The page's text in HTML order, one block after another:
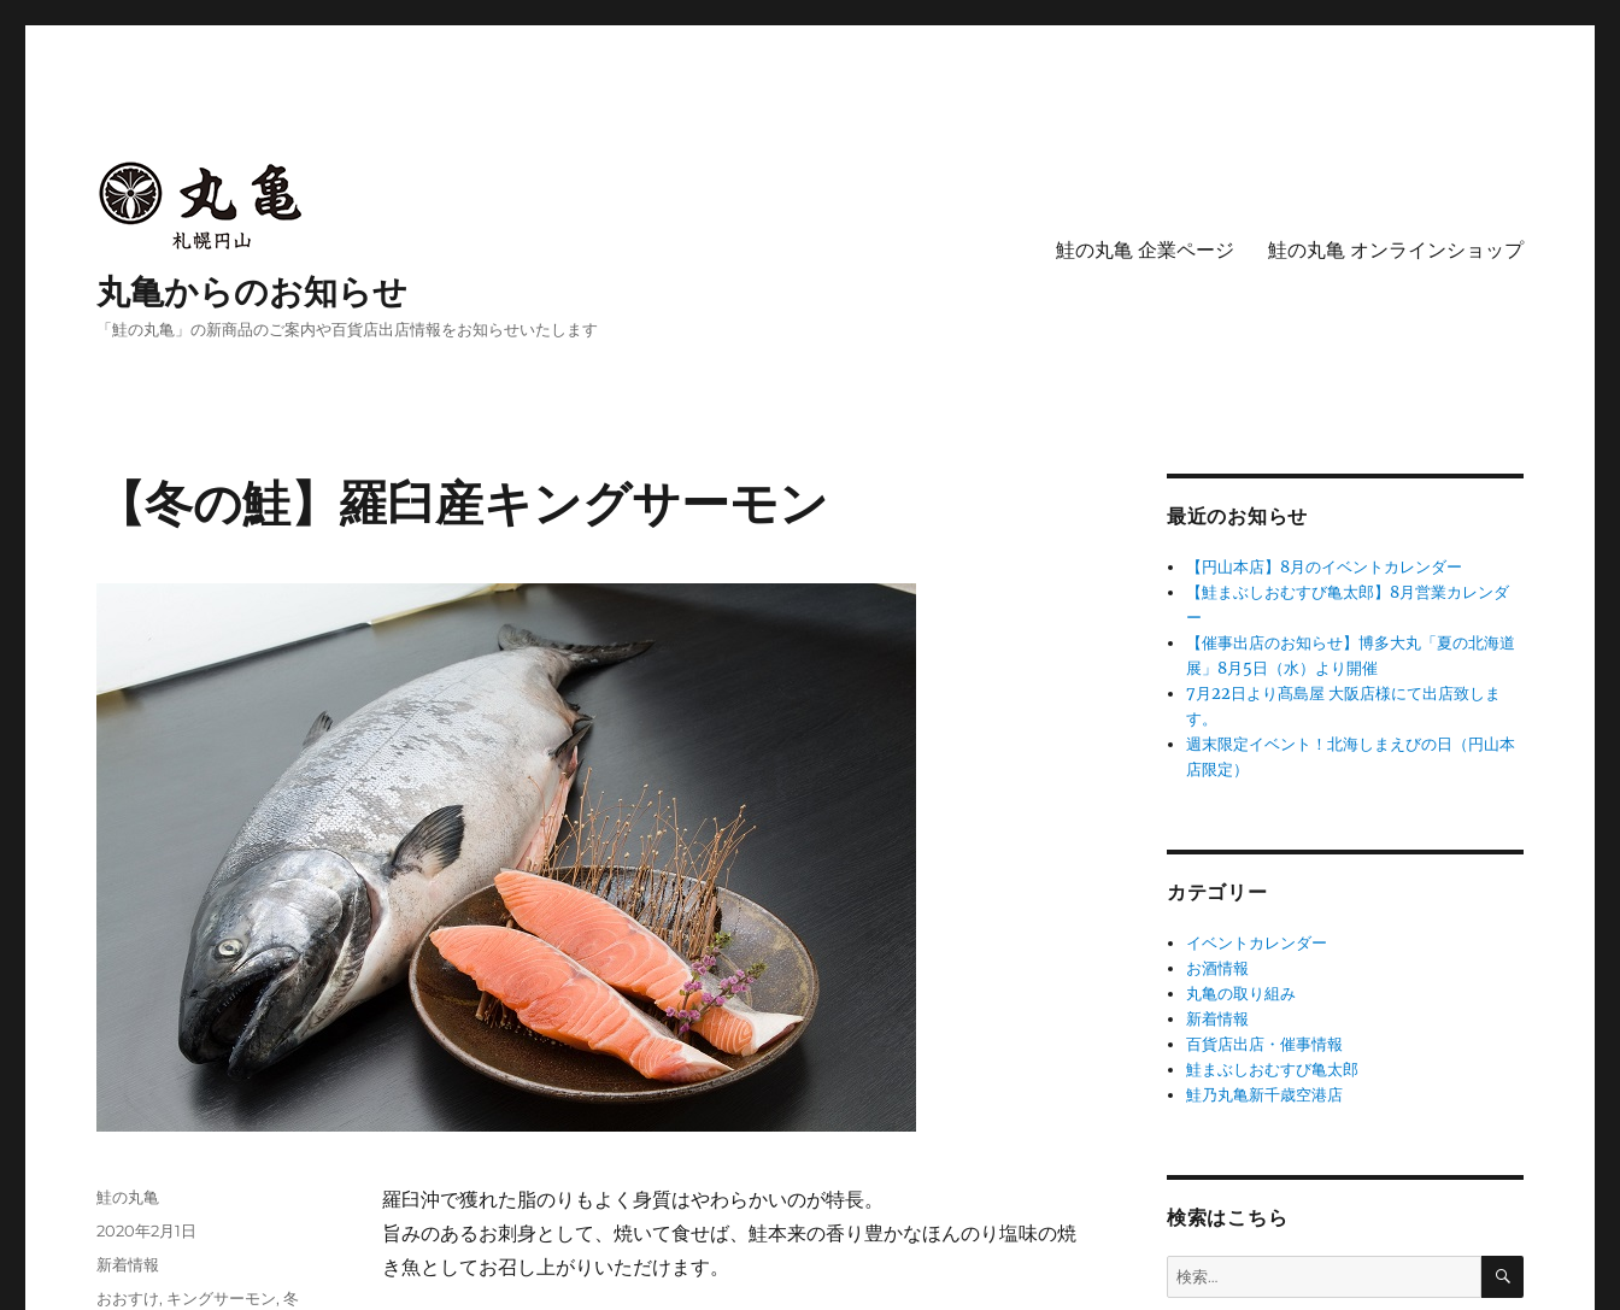
丸亀からのお知らせ
「鮭の丸亀」の新商品のご案内や百貨店出店情報をお知らせいたします
鮭の丸亀 企業ページ 鮭の丸亀 オンラインショップ
【冬の鮭】羅臼産キングサーモン
羅臼沖で獲れた脂のりもよく身質はやわらかいのが特長。
旨みのあるお刺身として、焼いて食せば、鮭本来の香り豊かなほんのり塩味の焼
き魚としてお召し上がりいただけます。
投
鮭の丸亀
投
稿
2020年2月1日
カ
テ
新着情報
タ
おおすけ, キングサーモン,冬
最近のお知らせ
【円山本店】8月のイベントカレンダー
【鮭まぶしおむすび亀太郎】8月営業カレンダ
ー
【催事出店のお知らせ】博多大丸「夏の北海道
展」8月5日（水）より開催
7月22日より髙島屋 大阪店様にて出店致しま
す。
週末限定イベント！北海しまえびの日（円山本
店限定）
カテゴリー
イベントカレンダー
お酒情報
丸亀の取り組み
新着情報
百貨店出店・催事情報
鮭まぶしおむすび亀太郎
鮭乃丸亀新千歳空港店
検索はこちら
検
索:
検